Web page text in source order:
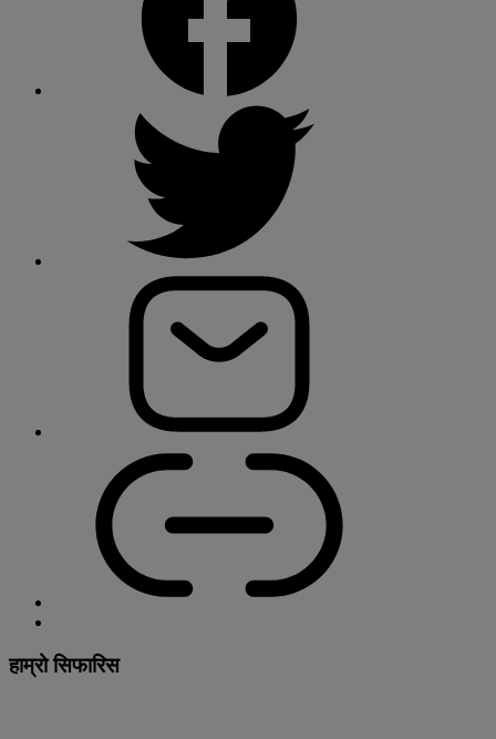
हाम्रो सिफारिस